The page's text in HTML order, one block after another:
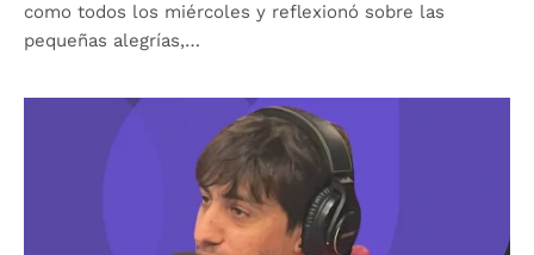
como todos los miércoles y reflexionó sobre las
pequeñas alegrías,…